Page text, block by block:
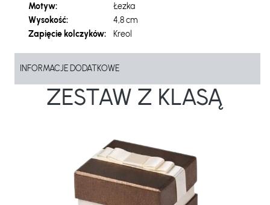
Motyw:
Łezka
Wysokość:
4,8 cm
Zapięcie kolczyków:
Kreol
INFORMACJE DODATKOWE
ZESTAW Z KLASĄ